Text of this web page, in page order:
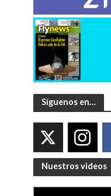
Síguenos en…
Nuestros videos